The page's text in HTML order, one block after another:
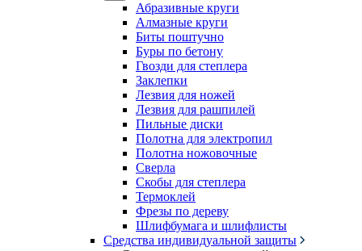
Абразивные круги
Алмазные круги
Биты поштучно
Буры по бетону
Гвозди для степлера
Заклепки
Лезвия для ножей
Лезвия для рашпилей
Пильные диски
Полотна для электропил
Полотна ножовочные
Сверла
Скобы для степлера
Термоклей
Фрезы по дереву
Шлифбумага и шлифлисты
Средства индивидуальной защиты